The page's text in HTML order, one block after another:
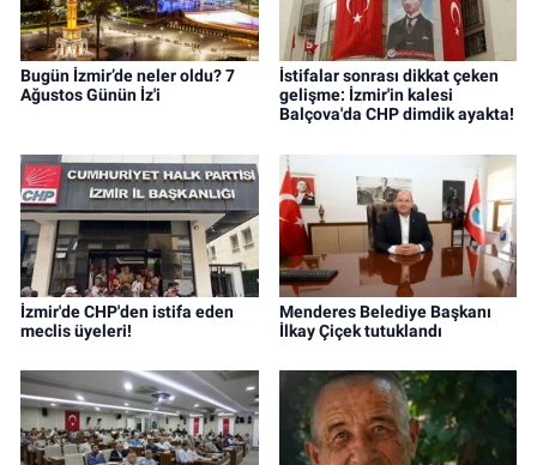
Bugün İzmir’de neler oldu? 7
Ağustos Günün İz'i
İstifalar sonrası dikkat çeken
gelişme: İzmir'in kalesi
Balçova'da CHP dimdik ayakta!
İzmir'de CHP'den istifa eden
meclis üyeleri!
Menderes Belediye Başkanı
İlkay Çiçek tutuklandı